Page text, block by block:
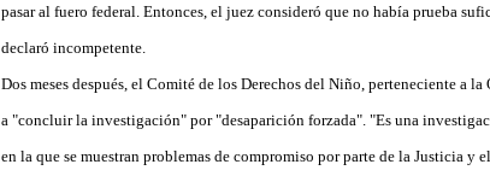
pasar al fuero federal. Entonces, el juez consideró que no había prueba
declaró incompetente.
Dos meses después, el Comité de los Derechos del Niño, perteneciente a
a "concluir la investigación" por "desaparición forzada". "Es una
en la que se muestran problemas de compromiso por parte de la Justicia